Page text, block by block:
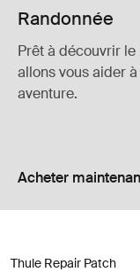
Randonnée
Prêt à découvrir
allons vous aider
aventure.
Acheter
Thule Repair Patch